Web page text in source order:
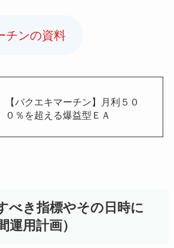
チンの資料
【バクエキマーチン】月利５０
０％を超える爆益型ＥＡ
べき指標やその日時に
運用計画）